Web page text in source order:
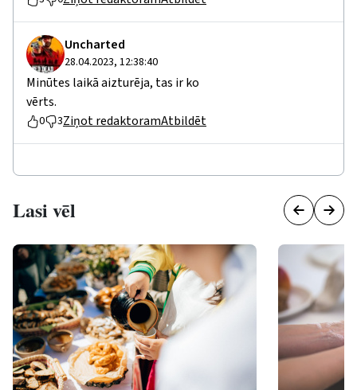
Uncharted
28.04.2023, 12:38:40
Minūtes laikā aizturēja, tas ir ko
vērts.
0 3Ziņot redaktoramAtbildēt
Lasi vēl